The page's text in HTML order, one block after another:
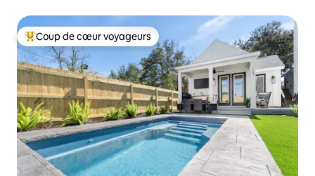
Coups de cœur voyageurs les plus appréciés
Coup de cœur voyageurs